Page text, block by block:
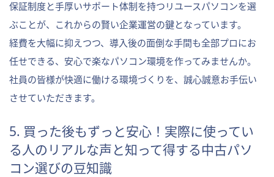
保証制度と手厚いサポート体制を持つリユースパソコンを選
ぶことが、これからの賢い企業運営の鍵となっています。
経費を大幅に抑えつつ、導入後の面倒な手間も全部プロにお
任せできる、安心で楽なパソコン環境を作ってみませんか。
社員の皆様が快適に働ける環境づくりを、誠心誠意お手伝い
させていただきます。
5. 買った後もずっと安心！実際に使ってい
る人のリアルな声と知って得する中古パソ
コン選びの豆知識